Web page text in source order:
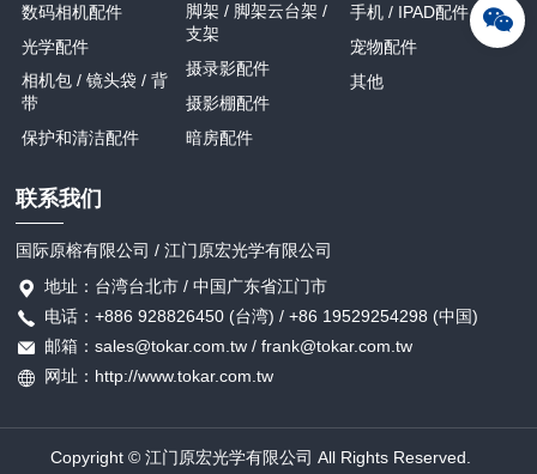
数码相机配件
光学配件
相机包 / 镜头袋 / 背
带
保护和清洁配件
脚架 / 脚架云台架 /
支架
摄录影配件
摄影棚配件
暗房配件
手机 / IPAD配件
宠物配件
其他
联系我们
国际原榕有限公司 / 江门原宏光学有限公司
地址：台湾台北市 / 中国广东省江门市
电话：+886 928826450 (台湾) / +86 19529254298 (中国)
邮箱：sales@tokar.com.tw / frank@tokar.com.tw
网址：http://www.tokar.com.tw
Copyright © 江门原宏光学有限公司 All Rights Reserved.